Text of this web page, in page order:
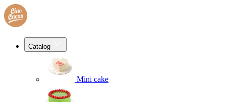
Catalog
Mini cake